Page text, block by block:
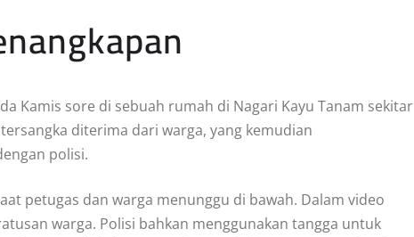
Kamis sore di sebuah rumah di Nagari Kayu Tanam sekitar
diterima dari warga, yang kemudian
polisi.
petugas dan warga menunggu di bawah. Dalam video
warga. Polisi bahkan menggunakan tangga untuk